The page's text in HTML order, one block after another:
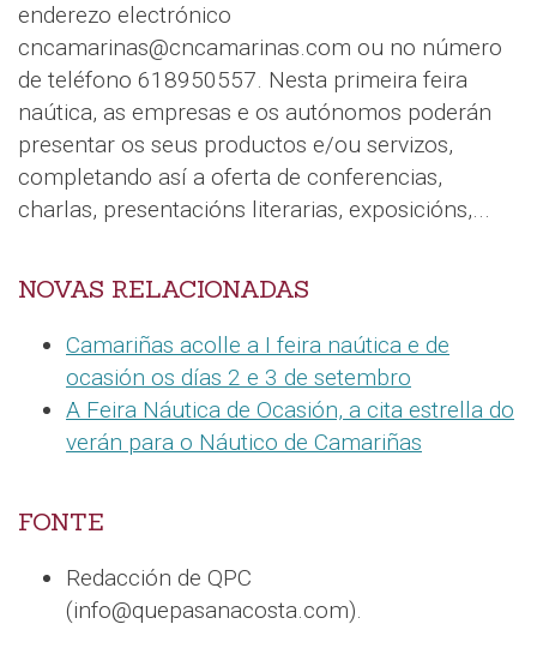
enderezo electrónico
cncamarinas@cncamarinas.com ou no número
de teléfono 618950557. Nesta primeira feira
naútica, as empresas e os autónomos poderán
presentar os seus productos e/ou servizos,
completando así a oferta de conferencias,
charlas, presentacións literarias, exposicións,...
NOVAS RELACIONADAS
Camariñas acolle a I feira naútica e de
ocasión os días 2 e 3 de setembro
A Feira Náutica de Ocasión, a cita estrella do
verán para o Náutico de Camariñas
FONTE
Redacción de QPC
(info@quepasanacosta.com).